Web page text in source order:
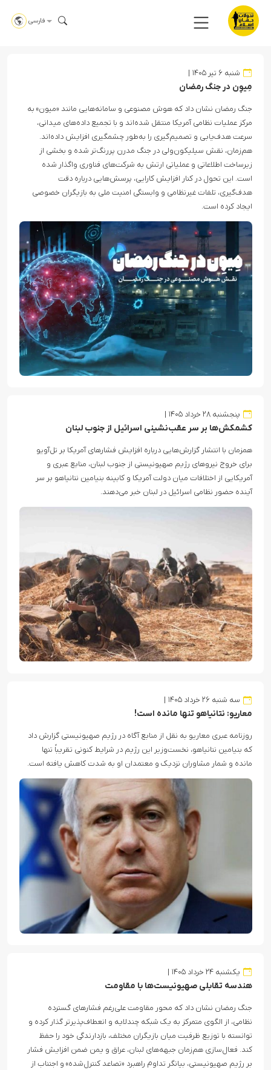
فارسی
شنبه ۶ تیر ۱۴۰۵
مِیوِن در جنگ رمضان
جنگ رمضان نشان داد که هوش مصنوعی و سامانه‌هایی مانند «میون» به
مرکز عملیات نظامی آمریکا منتقل شده‌اند و با تجمیع داده‌های میدانی،
سرعت هدف‌یابی و تصمیم‌گیری را به‌طور چشمگیری افزایش داده‌اند.
هم‌زمان، نقش سیلیکون‌ولی در جنگ مدرن پررنگ‌تر شده و بخشی از
زیرساخت اطلاعاتی و عملیاتی ارتش به شرکت‌های فناوری واگذار شده
است. این تحول در کنار افزایش کارایی، پرسش‌هایی درباره دقت
هدف‌گیری، تلفات غیرنظامی و وابستگی امنیت ملی به بازیگران خصوصی
ایجاد کرده است.
پنجشنبه ۲۸ خرداد ۱۴۰۵
کشمکش‌ها بر سر عقب‌نشینی اسرائیل از جنوب لبنان
همزمان با انتشار گزارش‌هایی درباره افزایش فشارهای آمریکا بر تل‌آویو
برای خروج نیروهای رژیم صهیونیستی از جنوب لبنان، منابع عبری و
آمریکایی از اختلافات میان دولت آمریکا و کابینه بنیامین نتانیاهو بر سر
آینده حضور نظامی اسرائیل در لبنان خبر می‌دهند.
سه شنبه ۲۶ خرداد ۱۴۰۵
معاریو: نتانیاهو تنها مانده است!
روزنامه عبری معاریو به نقل از منابع آگاه در رژیم صهیونیستی گزارش داد
که بنیامین نتانیاهو، نخست‌وزیر این رژیم در شرایط کنونی تقریباً تنها
مانده و شمار مشاوران نزدیک و معتمدان او به شدت کاهش یافته است.
یکشنبه ۲۴ خرداد ۱۴۰۵
هندسه تقابلی صهیونیست‌ها با مقاومت
جنگ رمضان نشان داد که محور مقاومت علی‌رغم فشارهای گسترده
نظامی، از الگوی متمرکز به یک شبکه چندلایه و انعطاف‌پذیرتر گذار کرده و
توانسته با توزیع ظرفیت میان بازیگران مختلف، بازدارندگی خود را حفظ
کند. فعال‌سازی هم‌زمان جبهه‌های لبنان، عراق و یمن ضمن افزایش فشار
بر رژیم صهیونیستی، بیانگر تداوم راهبرد «تصاعد کنترل‌شده» و اجتناب از